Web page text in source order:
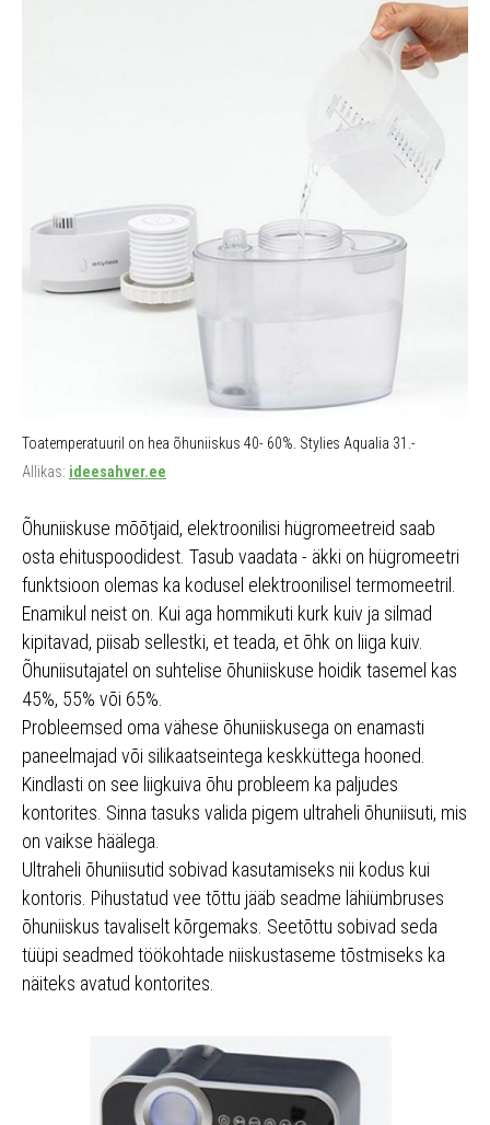
Toatemperatuuril on hea õhuniiskus 40- 60%. Stylies Aqualia 31.-
Allikas: ideesahver.ee
Õhuniiskuse mõõtjaid, elektroonilisi hügromeetreid saab
osta ehituspoodidest. Tasub vaadata - äkki on hügromeetri
funktsioon olemas ka kodusel elektroonilisel termomeetril.
Enamikul neist on. Kui aga hommikuti kurk kuiv ja silmad
kipitavad, piisab sellestki, et teada, et õhk on liiga kuiv.
Õhuniisutajatel on suhtelise õhuniiskuse hoidik tasemel kas
45%, 55% või 65%.
Probleemsed oma vähese õhuniiskusega on enamasti
paneelmajad või silikaatseintega keskküttega hooned.
Kindlasti on see liigkuiva õhu probleem ka paljudes
kontorites. Sinna tasuks valida pigem ultraheli õhuniisuti, mis
on vaikse häälega.
Ultraheli õhuniisutid sobivad kasutamiseks nii kodus kui
kontoris. Pihustatud vee tõttu jääb seadme lähiümbruses
õhuniiskus tavaliselt kõrgemaks. Seetõttu sobivad seda
tüüpi seadmed töökohtade niiskustaseme tõstmiseks ka
näiteks avatud kontorites.